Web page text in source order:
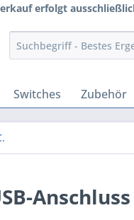
erfolgt
Switches Zubehör
Anschluss